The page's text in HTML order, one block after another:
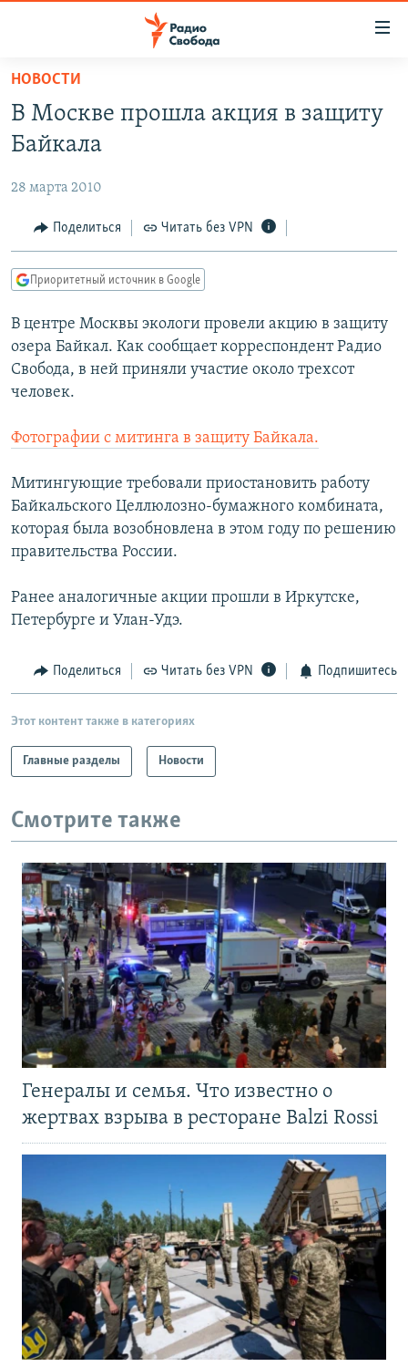
упрощенного
доступа
Вернуться
основному
Вернутся
главной
навигации
Вернутся
поиску
ЦИТАТЫ СВОБОДЫ
МНЕНИЯ
IDEL.РЕАЛИИ
КАВКАЗ.РЕАЛИИ
СЕВЕР.РЕАЛИИ
СИБИРЬ.РЕАЛИИ
РАСПИСАНИЕ ВЕЩАНИЯ
СОЦИАЛЬНЫЕ СЕТИ
Все сайты РСЕ/РС
НОВОСТИ
В Москве прошла акция в защиту
Байкала
28 марта 2010
Поделиться Читать без VPN
Приоритетный источник в Google
В центре Москвы экологи провели акцию в защиту
озера Байкал. Как сообщает корреспондент Радио
Свобода, в ней приняли участие около трехсот
человек.
Фотографии с митинга в защиту Байкала.
Митингующие требовали приостановить работу
Байкальского Целлюлозно-бумажного комбината,
которая была возобновлена в этом году по решению
правительства России.
Ранее аналогичные акции прошли в Иркутске,
Петербурге и Улан-Удэ.
Поделиться Читать без VPN Подпишитесь
Этот контент также в категориях
Главные разделы Новости
Смотрите также
Генералы и семья. Что известно о
жертвах взрыва в ресторане Balzi Rossi